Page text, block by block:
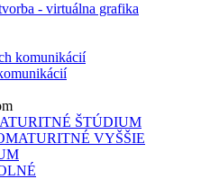
- virtuálna grafika
komunikácií
ŠTÚDIUM
VYŠŠIE